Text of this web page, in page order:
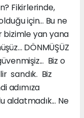
Fikirlerinde,
için... Bu ne
yan yana
DÖNMÜŞÜZ
Biz o
sandık. Biz
adımıza
aldatmadık... Ne